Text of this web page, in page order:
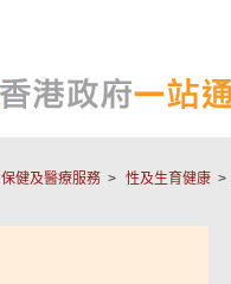
保健及醫療服務 性及生育健康